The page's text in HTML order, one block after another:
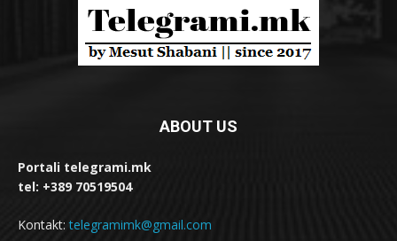
ABOUT US
Portali telegrami.mk
tel: +389 70519504
Kontakt:telegramimk@gmail.com